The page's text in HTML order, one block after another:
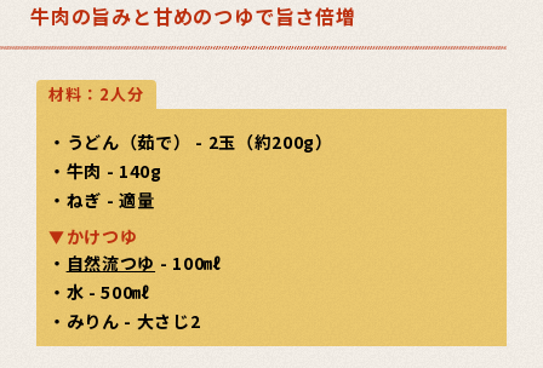
牛肉の旨みと甘めのつゆで旨さ倍増
材料：2人分
・うどん（茹で） - 2玉（約200g）
・牛肉 - 140g
・ねぎ - 適量
かけつゆ
・ 自然流つゆ - 100㎖
・水 - 500㎖
・みりん - 大さじ2